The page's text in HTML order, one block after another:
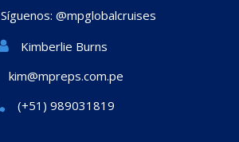
Síguenos: @mpglobalcruises
Kimberlie Burns
kim@mpreps.com.pe
(+51) 989031819